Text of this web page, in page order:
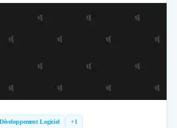
Développement Logiciel +1